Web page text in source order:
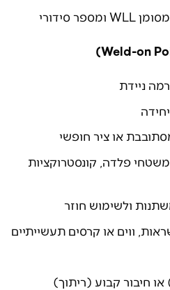
ניידת
או ציר חופשי
פלדה, קונסטרוקציות
ולשימוש חוזר
ווים או קרסים תעשייתיים
חיבור קבוע (ריתוך)